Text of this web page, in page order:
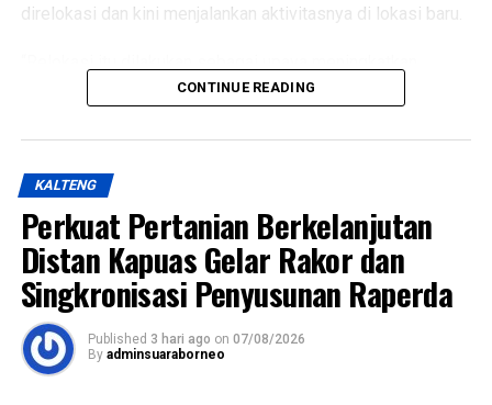
direlokasi dan kini menjalankan aktivitasnya di lokasi baru.
kualitas pelayanan sekaligus menghadirkan fasilitas
lingkungan,” katanya Kamis (6/8/2026).
Ia menjelaskan terkait kondisi RPU lama sudah tidak lagi
layak digunakan karena kondisi bangunan dan fasilitas
pendukung dinilai tidak memadai selain sistem
pengelolaan limbah berpotensi mencemari lingkungan.
Lebih lanjut ia menjelaskan RPU baru telah dilengkapi
fasilitas yang lebih baik namun Pemkab Kapuas
kedepannya berkomitmen melengkapi sarpras sehingga
CONTINUE READING
KALTENG
Perkuat Pertanian Berkelanjutan
Distan Kapuas Gelar Rakor dan
Singkronisasi Penyusunan Raperda
Published 3 hari ago on 07/08/2026
By adminsuaraborneo